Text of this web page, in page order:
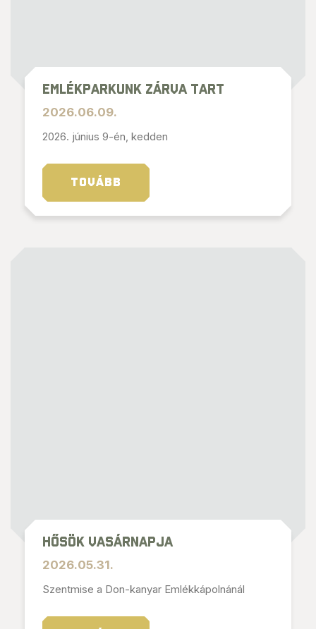
Emlékparkunk ZÁRVA tart
2026.06.09.
2026. június 9-én, kedden
TOVÁBB
Hősök vasárnapja
2026.05.31.
Szentmise a Don-kanyar Emlékkápolnánál